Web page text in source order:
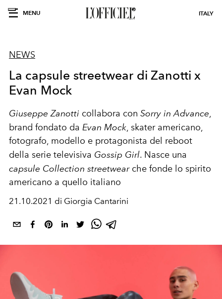
MENU ITALY
NEWS
La capsule streetwear di Zanotti x
Evan Mock
Giuseppe Zanotti collabora con Sorry in Advance,
brand fondato da Evan Mock, skater americano,
fotografo, modello e protagonista del reboot
della serie televisiva Gossip Girl. Nasce una
capsule Collection streetwear che fonde lo spirito
americano a quello italiano
21.10.2021 di Giorgia Cantarini